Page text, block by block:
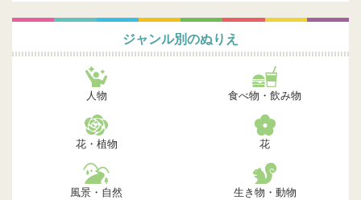
ジャンル別のぬりえ
人物 食べ物・飲み物
花・植物 花
風景・自然 生き物・動物